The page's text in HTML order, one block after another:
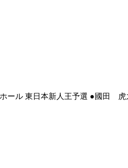
ホール 東日本新人王予選 ●國